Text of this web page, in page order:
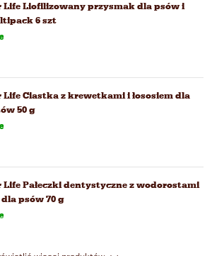
Life Liofilizowany przysmak dla psów i
6 szt
Ciastka z krewetkami i łososiem dla
50 g
Pałeczki dentystyczne z wodorostami
psów 70 g